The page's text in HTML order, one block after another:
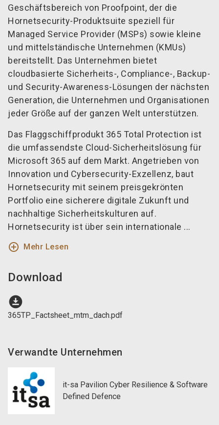
Geschäftsbereich von Proofpoint, der die
Hornetsecurity-Produktsuite speziell für
Managed Service Provider (MSPs) sowie kleine
und mittelständische Unternehmen (KMUs)
bereitstellt. Das Unternehmen bietet
cloudbasierte Sicherheits-, Compliance-, Backup-
und Security-Awareness-Lösungen der nächsten
Generation, die Unternehmen und Organisationen
jeder Größe auf der ganzen Welt unterstützen.
Das Flaggschiffprodukt 365 Total Protection ist
die umfassendste Cloud-Sicherheitslösung für
Microsoft 365 auf dem Markt. Angetrieben von
Innovation und Cybersecurity-Exzellenz, baut
Hornetsecurity mit seinem preisgekrönten
Portfolio eine sicherere digitale Zukunft und
nachhaltige Sicherheitskulturen auf.
Hornetsecurity ist über sein internationale ...
add_circle_outline Mehr Lesen
Download
download_for_offline
365TP_Factsheet_mtm_dach.pdf
Verwandte Unternehmen
it-sa Pavilion Cyber Resilience & Software
Defined Defence